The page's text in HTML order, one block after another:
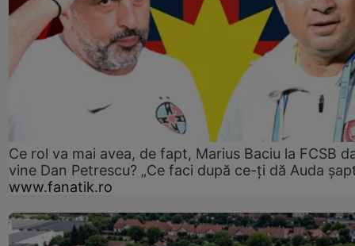
Ce rol va mai avea, de fapt, Marius Baciu la FCSB
vine Dan Petrescu? „Ce faci după ce-ți dă Auda
www.fanatik.ro